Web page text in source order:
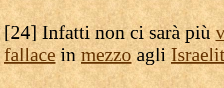
[24] Infatti non ci sarà più
fallaceinmezzoagli